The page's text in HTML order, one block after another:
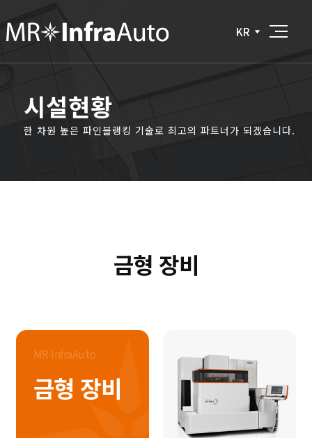
KR
시설현황
한 차원 높은 파인블랭킹 기술로 최고의 파트너가 되겠습니다.
금형 장비
MR InfraAuto
금형 장비